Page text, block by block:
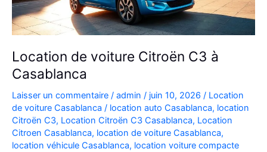
Location de voiture Citroën C3 à
Casablanca
Laisser un commentaire / admin / juin 10, 2026 / Location
de voiture Casablanca / location auto Casablanca, location
Citroën C3, Location Citroën C3 Casablanca, Location
Citroen Casablanca, location de voiture Casablanca,
location véhicule Casablanca, location voiture compacte